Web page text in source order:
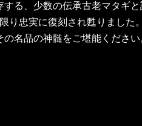
る、少数の伝承古老マタギと
り忠実に復刻され甦りました。
名品の神髄をご堪能ください